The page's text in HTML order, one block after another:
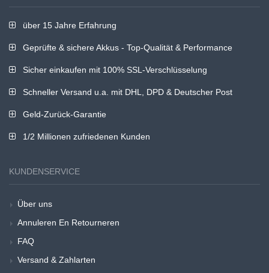
über 15 Jahre Erfahrung
Geprüfte & sichere Akkus - Top-Qualität & Performance
Sicher einkaufen mit 100% SSL-Verschlüsselung
Schneller Versand u.a. mit DHL, DPD & Deutscher Post
Geld-Zurück-Garantie
1/2 Millionen zufriedenen Kunden
KUNDENSERVICE
Über uns
Annuleren En Retourneren
FAQ
Versand & Zahlarten